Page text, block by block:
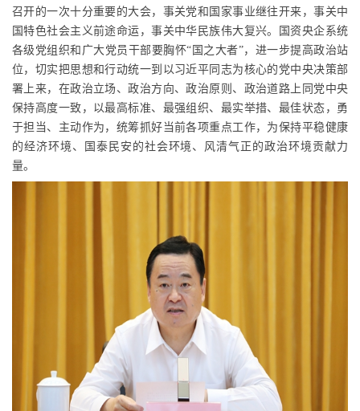
召开的一次十分重要的大会，事关党和国家事业继往开来，事关中
国特色社会主义前途命运，事关中华民族伟大复兴。国资央企系统
各级党组织和广大党员干部要胸怀“国之大者”，进一步提高政治站
位，切实把思想和行动统一到以习近平同志为核心的党中央决策部
署上来，在政治立场、政治方向、政治原则、政治道路上同党中央
保持高度一致，以最高标准、最强组织、最实举措、最佳状态，勇
于担当、主动作为，统筹抓好当前各项重点工作，为保持平稳健康
的经济环境、国泰民安的社会环境、风清气正的政治环境贡献力
量。